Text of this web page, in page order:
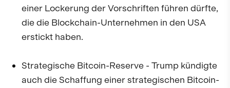
einer Lockerung der Vorschriften führen dürfte,
die die Blockchain-Unternehmen in den USA
erstickt haben.
Strategische Bitcoin-Reserve - Trump kündigte
auch die Schaffung einer strategischen Bitcoin-